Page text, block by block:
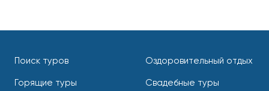
Поиск туров
Горящие туры
Оздоровительный отдых
Свадебные туры